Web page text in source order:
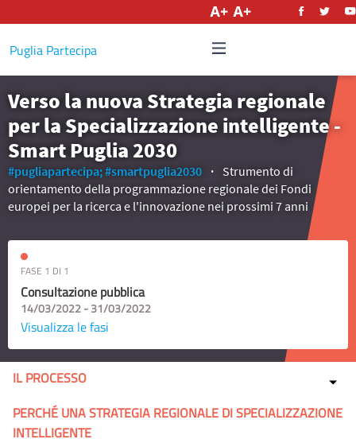
Puglia Partecipa
Verso la nuova Strategia regionale
per la Specializzazione intelligente -
Smart Puglia 2030
#pugliapartecipa;#smartpuglia2030
Strumento di
orientamento della programmazione regionale dei Fondi
europei per la ricerca e l'innovazione nei prossimi 7 anni
FASE 1 DI 1
Consultazione pubblica
14/03/2022 - 31/03/2022
Visualizza le fasi
IL PROCESSO
PERCHÉ UNA STRATEGIA REGIONALE DI SPECIALIZZAZIONE
INTELLIGENTE